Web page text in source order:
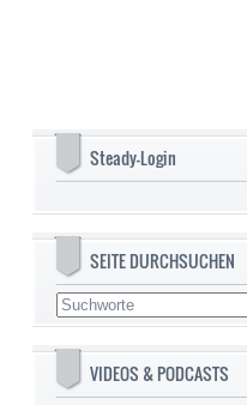
Steady-Login
SEITE DURCHSUCHEN
VIDEOS & PODCASTS